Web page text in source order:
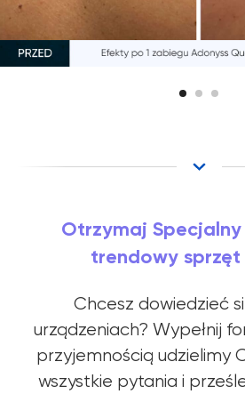
Otrzymaj Specjalny
trendowy sprzęt
Chcesz dowiedzieć
urządzeniach? Wypełnij
przyjemnością udzielimy
wszystkie pytania i